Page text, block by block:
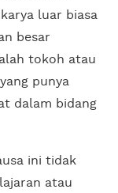
luar biasa
besar
tokoh atau
punya
dalam bidang
ini tidak
atau